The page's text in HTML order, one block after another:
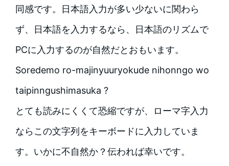
同感です。日本語入力が多い少ないに関わら
ず、日本語を入力するなら、日本語のリズムで
PCに入力するのが自然だとおもいます。
Soredemo ro-majinyuuryokude nihonngo wo
taipinngushimasuka ?
とても読みにくくて恐縮ですが、ローマ字入力
ならこの文字列をキーボードに入力していま
す。いかに不自然か？伝われば幸いです。